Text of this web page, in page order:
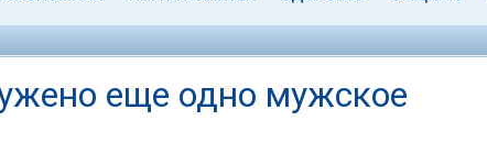
еще одно мужское